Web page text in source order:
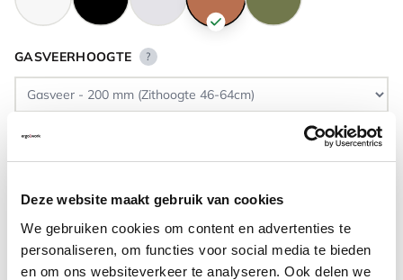
Deze website maakt gebruik van cookies
We gebruiken cookies om content en advertenties te
personaliseren, om functies voor social media te bieden
en om ons websiteverkeer te analyseren. Ook delen we
GASVEERHOOGTE ?
VLOERCONTACT
VOETENRING ?